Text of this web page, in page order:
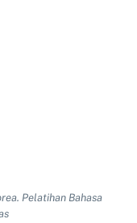
Pelatihan Bahasa